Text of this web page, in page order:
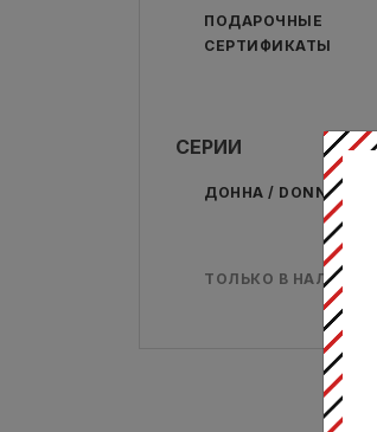
ПОДАРОЧНЫЕ
СЕРТИФИКАТЫ
СЕРИИ
ДОННА / DONNA
ТОЛЬКО В НАЛИЧИИ